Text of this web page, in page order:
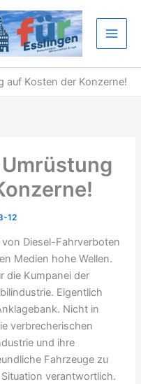
auf Kosten der Konzerne!
12
Diesel-Fahrverboten
Medien hohe Wellen.
die Kumpanei der
Eigentlich
Nicht in
verbrecherischen
und ihre
Fahrzeuge zu
verantwortlich.